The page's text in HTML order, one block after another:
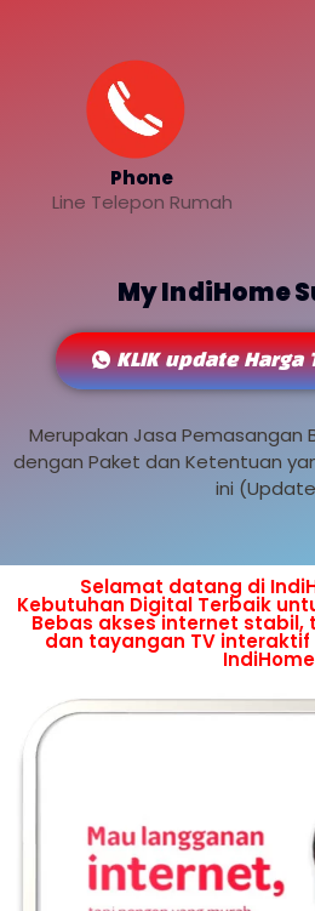
Phone
Line Telepon Rumah
My IndiHome
KLIK update Harga
Merupakan Jasa Pemasangan
dengan Paket dan Ketentuan
ini
Selamat datang di
Kebutuhan Digital Terbaik
Bebas akses internet stabil,
dan tayangan TV